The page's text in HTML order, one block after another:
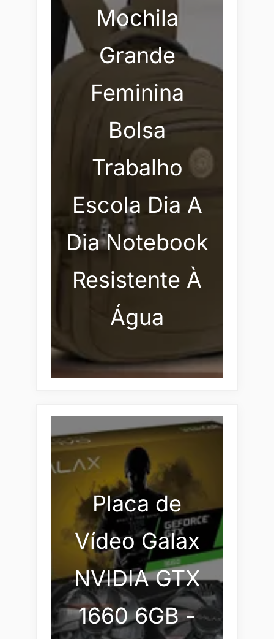
Mochila
Grande
Feminina
Bolsa
Trabalho
Escola Dia A
Dia Notebook
Resistente À
Água
Placa de
Vídeo Galax
NVIDIA GTX
1660 6GB -